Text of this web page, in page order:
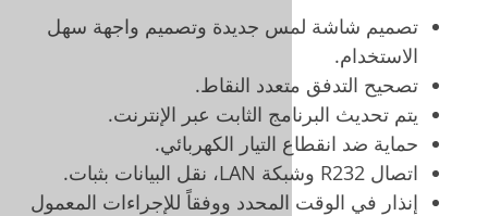
جديدة وتصميم واجهة سهل
النقاط.
الثابت عبر الإنترنت.
الكهربائي.
ووفقاً للإجراءات المعمول